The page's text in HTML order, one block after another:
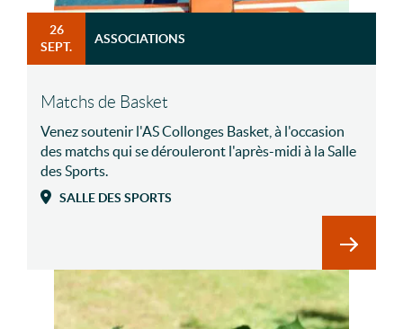
26
SEPT.
ASSOCIATIONS
Matchs de Basket
Venez soutenir l'AS Collonges Basket, à l'occasion
des matchs qui se dérouleront l'après-midi à la Salle
des Sports.
SALLE DES SPORTS
En